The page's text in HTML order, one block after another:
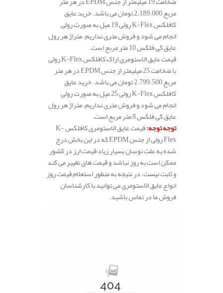
مربع 2.189.000 تومان می باشد. خرید عایق
کافلکس K-Flex رولی 19 میل به صورت رولی
انجام می شود و فروش متری نداریم. متراژ هر رول
عایق کی فلکس 10 متر مربع است.
قیمت عایق الاستومری اراک کافلکس K-Flex رولی
با ضخامت 25 میلیمتر از جنس EPDM در هر متر
مربع 2.799.500 تومان می باشد. خرید عایق
کافلکس K-Flex رولی 25 میل به صورت رولی
انجام می شود و فروش متری نداریم. متراژ هر رول
عایق کی فلکس 8 متر مربع است.
توجه توجه:
قیمت عایق الاستومری کافلکس K-
Flex رولی از جنس EPDM که در این بخش درج
شده به علت نوسان بسیار زیاد قیمت ارز در کشور
ممکن است به روز نباشد و قیمت های تغییر می کند
و ثابت نیست. در نتیجه به منظور استعلام قیمت روز
انواع عایق الاستومری می توانید با کارشناسان
فروش ما در تماس باشید.